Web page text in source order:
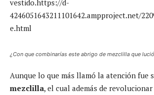
vestido.https://d-
4246051643211101642.ampproject.net/
e.html
¿Con que combinarías este abrigo de mezclilla que
Aunque lo que más llamó la atención fue
mezclilla, el cual además de